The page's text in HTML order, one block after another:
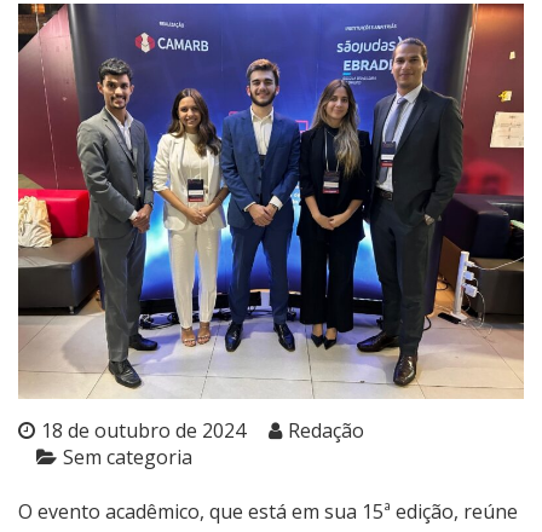
18 de outubro de 2024
Redação
Sem categoria
O evento acadêmico, que está em sua 15ª edição, reúne